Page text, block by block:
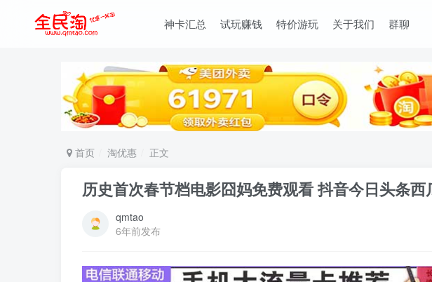
神卡汇总 试玩赚钱 特价游玩 关于我们 群聊
首页 淘优惠 正文
历史首次春节档电影囧妈免费观看 抖音今日头条
qmtao
6年前发布